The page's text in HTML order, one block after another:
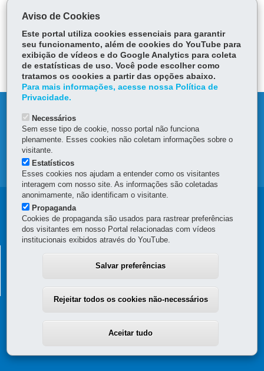
ÓRGÃO RESPONSÁVEL
DEIXE SUA OPINIÃO
MAPA DO SITE
OUVIDORIA
Navegação
principal
SECRETARIA DA FAZENDA
Av. Vicente Machado, 445 - Centro-80420-902
Aviso de Cookies
Este portal utiliza cookies essenciais para garantir
seu funcionamento, além de cookies do YouTube para
exibição de vídeos e do Google Analytics para coleta
de estatísticas de uso. Você pode escolher como
tratamos os cookies a partir das opções abaixo.
Para mais informações, acesse nossa Política de
Privacidade.
Necessários
Sem esse tipo de cookie, nosso portal não funciona
plenamente. Esses cookies não coletam informações sobre o
visitante.
Estatísticos
Esses cookies nos ajudam a entender como os visitantes
interagem com nosso site. As informações são coletadas
anonimamente, não identificam o visitante.
Propaganda
Cookies de propaganda são usados para rastrear preferências
dos visitantes em nosso Portal relacionadas com vídeos
institucionais exibidos através do YouTube.
Salvar preferências
Rejeitar todos os cookies não-necessários
Aceitar tudo